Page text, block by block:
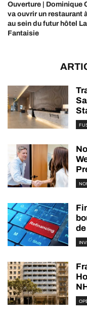
Ouverture | Dominique
va ouvrir un restaurant
au sein du futur hôtel La
Fantaisie